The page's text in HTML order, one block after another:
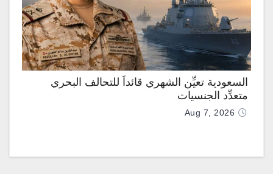
السعودية تعيِّن الشهري قائداً للتحالف البحري
متعدِّد الجنسيات
Aug 7, 2026